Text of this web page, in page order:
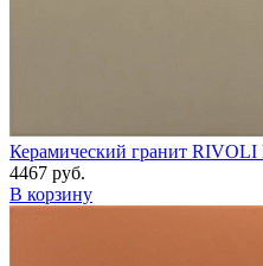
Керамический гранит RIVOLI
4467 руб.
В корзину